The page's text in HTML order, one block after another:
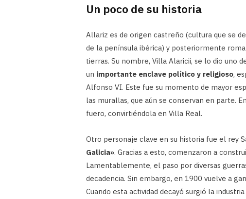
Un poco de su historia
Allariz es de origen castreño (cultura que se
de la península ibérica) y posteriormente
tierras. Su nombre, Villa Alaricii, se lo dio uno
un importante enclave político y religioso,
Alfonso VI. Este fue su momento de mayor
las murallas, que aún se conservan en parte.
fuero, convirtiéndola en Villa Real.
Otro personaje clave en su historia fue el rey
Galicia». Gracias a esto, comenzaron a
Lamentablemente, el paso por diversas
decadencia. Sin embargo, en 1900 vuelve a
Cuando esta actividad decayó surgió la